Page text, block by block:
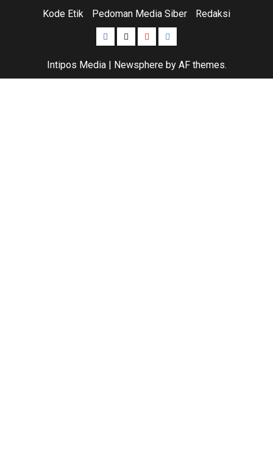
Kode Etik Pedoman Media Siber Redaksi
Facebook
TwitterYoutubeInstagram
Intipos Media Newsphereby AF themes.